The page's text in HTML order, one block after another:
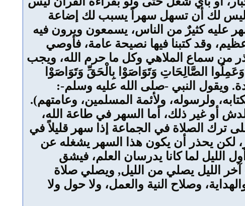
ليس لك أن تسهل سهراً يسبب لك إضاعة
عليه كثيرٌ من الناس، يسمعون ويرون فيه
وقد كتبنا فيها نصيحة عامة، فأوصي
من سماع الملاهي وكل ما حرم الله، ويجب
الصَّالِحَاتِ وَتَوَاصَوْا بِالْحَقِّ وَتَوَاصَوْا
وَتَعَاوَنُواْ عَلَى الْبرِّ وَالتَّقْوَى (2) سورة المائدة. ويقول النبي -صلى الله عليه وسلم-:
ولرسوله، ولأئمة المسلمين، وعامتهم).
أو غير ذلك، أما السهر في طاعة الله،
ترك الصلاة في الجماعة إذا سهر قليلاً في
لكن يحذر أن يكون هذا السهر يشغله عن
الليل لما كانا يدرسان العلم، فيشق
آخر الليل يصلي من الليل, ويصلي صلاة
وصلاح النية والعمل، ولا حول ولا